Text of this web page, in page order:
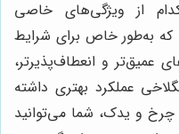
از ویژگی‌های خاصی
که به‌طور خاص برای شرایط
عمیق‌تر و انعطاف‌پذیرتر،
عملکرد بهتری داشته
چرخ و یدک، شما می‌توانید